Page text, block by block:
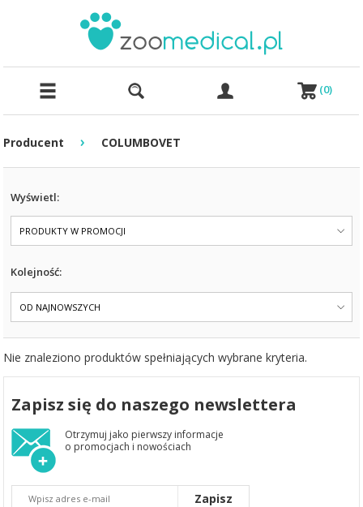
(0)
Producent › COLUMBOVET
Wyświetl:
PRODUKTY W PROMOCJI
Kolejność:
OD NAJNOWSZYCH
Nie znaleziono produktów spełniających wybrane kryteria.
Zapisz się do naszego newslettera
Otrzymuj jako pierwszy informacje
o promocjach i nowościach
Zapisz